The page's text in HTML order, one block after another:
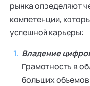
рынка определяют
компетенции,
успешной карьеры:
Владение
Грамотность в
больших